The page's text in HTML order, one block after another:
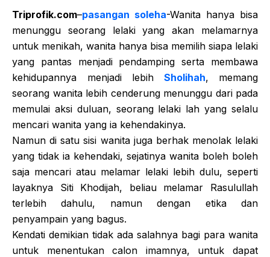
Triprofik.com–pasangan soleha-Wanita hanya bisa
menunggu seorang lelaki yang akan melamarnya
untuk menikah, wanita hanya bisa memilih siapa lelaki
yang pantas menjadi pendamping serta membawa
kehidupannya menjadi lebih Sholihah, memang
seorang wanita lebih cenderung menunggu dari pada
memulai aksi duluan, seorang lelaki lah yang selalu
mencari wanita yang ia kehendakinya.
Namun di satu sisi wanita juga berhak menolak lelaki
yang tidak ia kehendaki, sejatinya wanita boleh boleh
saja mencari atau melamar lelaki lebih dulu, seperti
layaknya Siti Khodijah, beliau melamar Rasulullah
terlebih dahulu, namun dengan etika dan
penyampain yang bagus.
Kendati demikian tidak ada salahnya bagi para wanita
untuk menentukan calon imamnya, untuk dapat